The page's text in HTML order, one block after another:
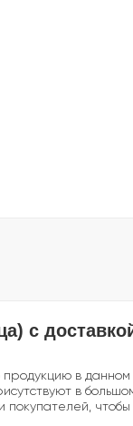
с
продукцию в
в